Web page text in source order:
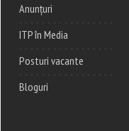
Anunțuri
ITP în Media
Posturi vacante
Bloguri